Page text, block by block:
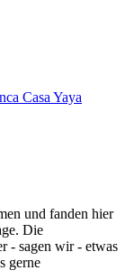
Casa Yaya
und fanden hier
Die
- sagen wir - etwas
gerne